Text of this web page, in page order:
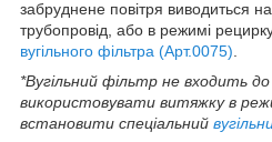
забруднене повітря виводиться
трубопровід, або в режимі
вугільного фільтра (Арт.0075)
*Вугільний фільтр не входить
використовувати витяжку в
встановити спеціальний